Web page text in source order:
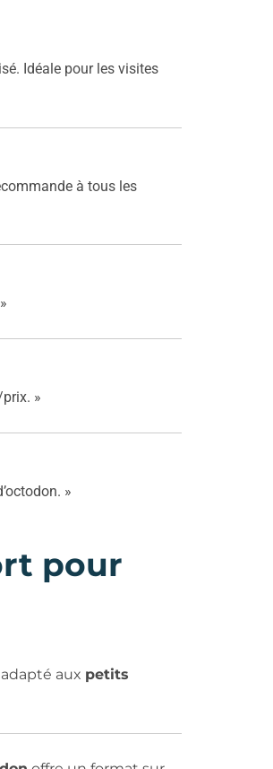
Idéale pour les visites
à tous les
»
»
pour
aux petits